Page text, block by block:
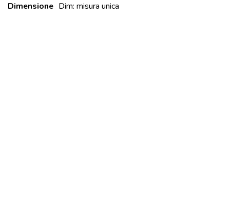
Dimensione Dim: misura unica